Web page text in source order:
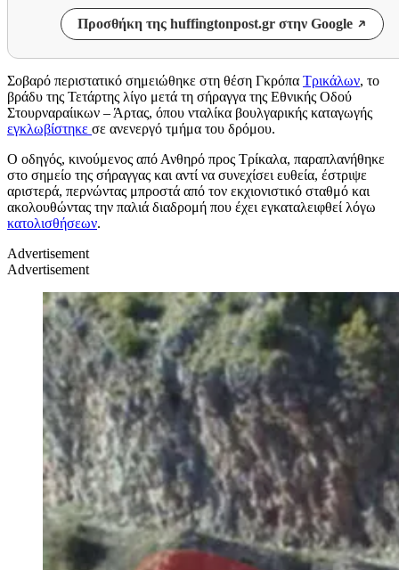
Προσθήκη της huffingtonpost.gr στην Google
Σοβαρό περιστατικό σημειώθηκε στη θέση Γκρόπα Τρικάλων, το
βράδυ της Τετάρτης λίγο μετά τη σήραγγα της Εθνικής Οδού
Στουρναραίικων – Άρτας, όπου νταλίκα βουλγαρικής καταγωγής
εγκλωβίστηκε σε ανενεργό τμήμα του δρόμου.
Ο οδηγός, κινούμενος από Ανθηρό προς Τρίκαλα, παραπλανήθηκε
στο σημείο της σήραγγας και αντί να συνεχίσει ευθεία, έστριψε
αριστερά, περνώντας μπροστά από τον εκχιονιστικό σταθμό και
ακολουθώντας την παλιά διαδρομή που έχει εγκαταλειφθεί λόγω
κατολισθήσεων.
Advertisement
Advertisement